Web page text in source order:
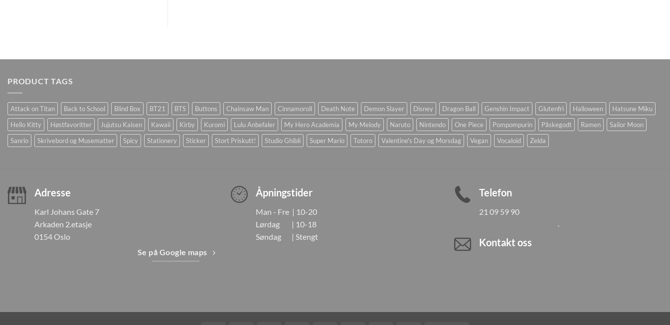
PRODUCT TAGS
Attack on Titan Back to School Blind Box BT21 BTS Buttons Chainsaw Man Cinnamoroll Death Note Demon Slayer Disney Dragon Ball Genshin Impact Glutenfri Halloween
Hatsune Miku
Hello Kitty
Høstfavoritter Jujutsu Kaisen Kawaii Kirby Kuromi Lulu Anbefaler My Hero Academia My Melody Naruto Nintendo One Piece Pompompurin Påskegodt Ramen
Sailor Moon
Sanrio
Skrivebord og Musematter Spicy Stationery Sticker Stort Priskutt! Studio Ghibli Super Mario Totoro Valentine's Day og Morsdag Vegan Vocaloid Zelda
Adresse
Karl Johans Gate 7
Arkaden 2.etasje
0154 Oslo
Se på Google maps
Åpningstider
Man - Fre | 10-20
Lørdag | 10-18
Søndag | Stengt
Telefon
21 09 59 90
Kontakt oss